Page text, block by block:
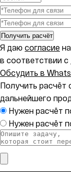
Получить расчёт
Я даю согласие
в соответствии с
Обсудить в
Получить расчёт
дальнейшего
Нужен расчёт
Нужен расчёт